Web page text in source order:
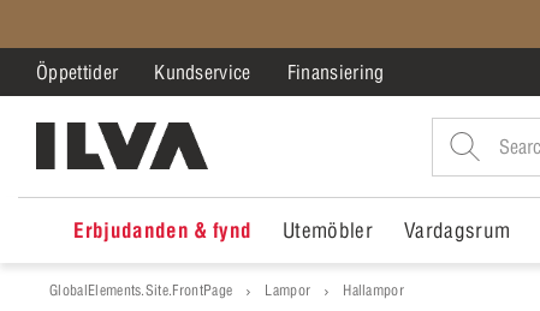
Öppettider Kundservice Finansiering
Erbjudanden & fynd Utemöbler Vardagsrum
GlobalElements.Site.FrontPage Lampor Hallampor